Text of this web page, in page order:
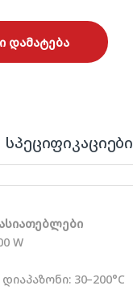
დამატება
სპეციფიკაციები
W
30–200°C